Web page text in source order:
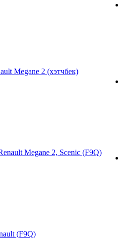
Megane 2 (хэтчбек)
Megane 2, Scenic (F9Q)